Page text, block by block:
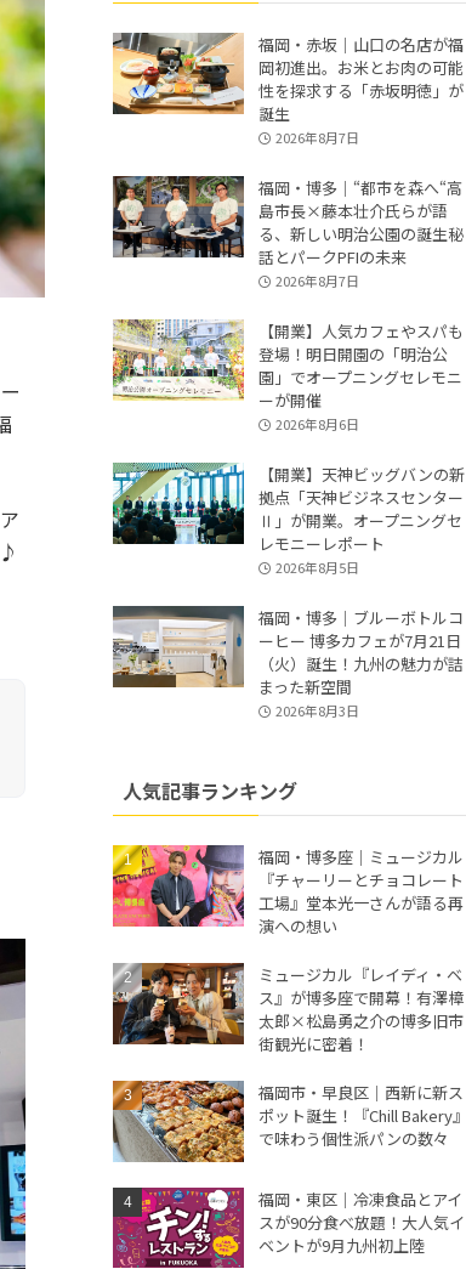
福岡・赤坂｜山口の名店が福
岡初進出。お米とお肉の可能
性を探求する「赤坂明徳」が
誕生
2026年8月7日
福岡・博多｜“都市を森へ“高
島市長×藤本壮介氏らが語
る、新しい明治公園の誕生秘
話とパークPFIの未来
2026年8月7日
【開業】人気カフェやスパも
登場！明日開園の「明治公
園」でオープニングセレモニ
ーが開催
2026年8月6日
【開業】天神ビッグバンの新
拠点「天神ビジネスセンター
Ⅱ」が開業。オープニングセ
レモニーレポート
2026年8月5日
福岡・博多｜ブルーボトルコ
ーヒー 博多カフェが7月21日
（火）誕生！九州の魅力が詰
まった新空間
2026年8月3日
人気記事ランキング
福岡・博多座｜ミュージカル
『チャーリーとチョコレート
工場』堂本光一さんが語る再
演への想い
ミュージカル『レイディ・ベ
ス』が博多座で開幕！有澤樟
太郎×松島勇之介の博多旧市
街観光に密着！
福岡市・早良区｜西新に新ス
ポット誕生！『Chill Bakery』
で味わう個性派パンの数々
福岡・東区｜冷凍食品とアイ
スが90分食べ放題！大人気イ
ベントが9月九州初上陸